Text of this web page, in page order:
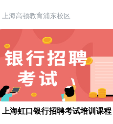
上海高顿教育浦东校区
上海虹口银行招聘考试培训课程